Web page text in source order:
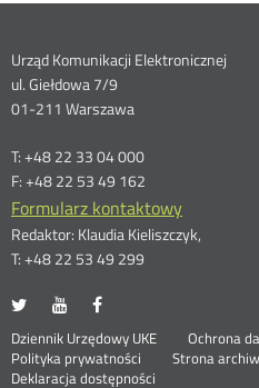
Dane
kontaktowe
Urząd Komunikacji Elektronicznej
ul. Giełdowa 7/9
01-211 Warszawa
T: +48 22 33 04 000
F: +48 22 53 49 162
Formularz kontaktowy
Redaktor: Klaudia Kieliszczyk,
T: +48 22 53 49 299
UKE
portalu
Twitter
Otwórz
nowym
oknie
UKE
portalu
Youtube
Otwórz
nowym
oknie
portalu
Facebook
nowym
oknie
Stopka
Dziennik Urzędowy UKE Otwórz
Ochrona
Polityka prywatności
Otwórz
w
Strona
Deklaracja dostępności